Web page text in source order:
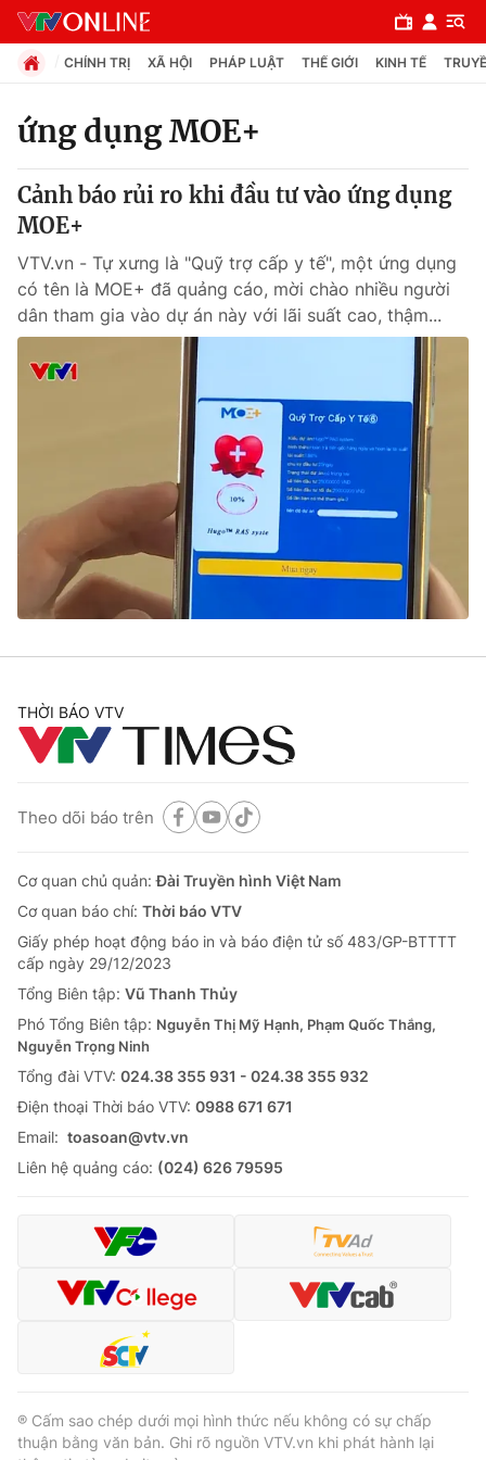
Chuyên mục
Chính trị
Xã hội
Pháp luật
Tin tức
Thế giới đó đây
Câu chuyện quốc tế
Kinh tế
Tài chính
Thị trường
Góc doanh nghiệp
Dữ liệu và đời sống
Truyền hình
Phim VTV
Hậu trường
Giải sao mai
Giải trí
Điện ảnh
Âm nhạc
Du lịch
Làm đẹp
Chất lượng cuộc sống
Tuyển sinh
Học trực tuyến
Công nghệ
Hitech Công nghệ tương lai
Sản phẩm
Thị trường
Tư vấn
Giao lưu trực tuyến
Lịch phát sóng
Chuyên mục khác
Emagazine Podcast
Video Shorts video
VTV Money
VTV Sức khoẻ Bất động sản
CHÍNH TRỊ XÃ HỘI PHÁP LUẬT THẾ GIỚI KINH TẾ
ứng dụng MOE+
Cảnh báo rủi ro khi đầu tư vào ứng dụng
MOE+
VTV.vn - Tự xưng là "Quỹ trợ cấp y tế", một ứng dụng
có tên là MOE+ đã quảng cáo, mời chào nhiều người
dân tham gia vào dự án này với lãi suất cao, thậm...
THỜI BÁO VTV
Theo dõi báo trên
Cơ quan chủ quản:Đài Truyền hình Việt Nam
Cơ quan báo chí: Thời báo VTV
Giấy phép hoạt động báo in và báo điện tử số 483/GP-BTTTT
cấp ngày 29/12/2023
Tổng Biên tập: Vũ Thanh Thủy
Phó Tổng Biên tập: Nguyễn Thị Mỹ Hạnh, Phạm Quốc Thắng,
Nguyễn Trọng Ninh
Tổng đài VTV: 024.38 355 931 - 024.38 355 932
Ðiện thoại Thời báo VTV: 0988 671 671
Email: toasoan@vtv.vn
Liên hệ quảng cáo: (024) 626 79595
® Cấm sao chép dưới mọi hình thức nếu không có sự chấp
thuận bằng văn bản. Ghi rõ nguồn VTV.vn khi phát hành lại